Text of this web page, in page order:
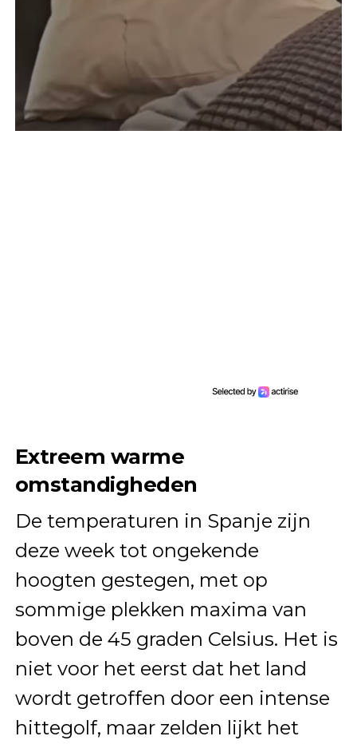
Extreem warme
omstandigheden
De temperaturen in Spanje zijn
deze week tot ongekende
hoogten gestegen, met op
sommige plekken maxima van
boven de 45 graden Celsius. Het is
niet voor het eerst dat het land
wordt getroffen door een intense
hittegolf, maar zelden lijkt het